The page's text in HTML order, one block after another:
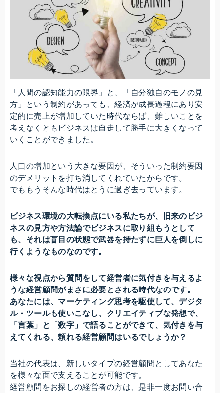
「人間の認知能力の限界」と、「自分独自のモノの見
方」という制約があっても、経済が成長過程にあり安
定的に売上が増加していた時代ならば、難しいことを
考えなくともビジネスは自走して勝手に大きくなって
いくことができました。
人口の増加という大きな要因が、そういった制約要因
のデメリットを打ち消してくれていたからです。
でももうそんな時代はとうに過ぎ去っています。
ビジネス環境の大転換点にいる私たちが、旧来のビジ
ネスの見方や方法論でビジネスに取り組もうとして
も、それは盲目の状態で武器を持たずに巨人を倒しに
行くようなものなのです。
様々な視点から質問をして経営者に気付きを与えるよ
うな経営顧問がまさに必要とされる時代なのです。
あなたには、マーケティング思考を駆使して、デジタ
ル・ツールも使いこなし、クリエイティブな発想で、
「言葉」と「数字」で語ることができて、気付きを与
えてくれる、頼れる経営顧問はいるでしょうか？
当社の代表は、新しいタイプの経営顧問としてあなた
を様々な面で支えることが可能です。
経営顧問をお探しの経営者の方は、是非一度お問い合